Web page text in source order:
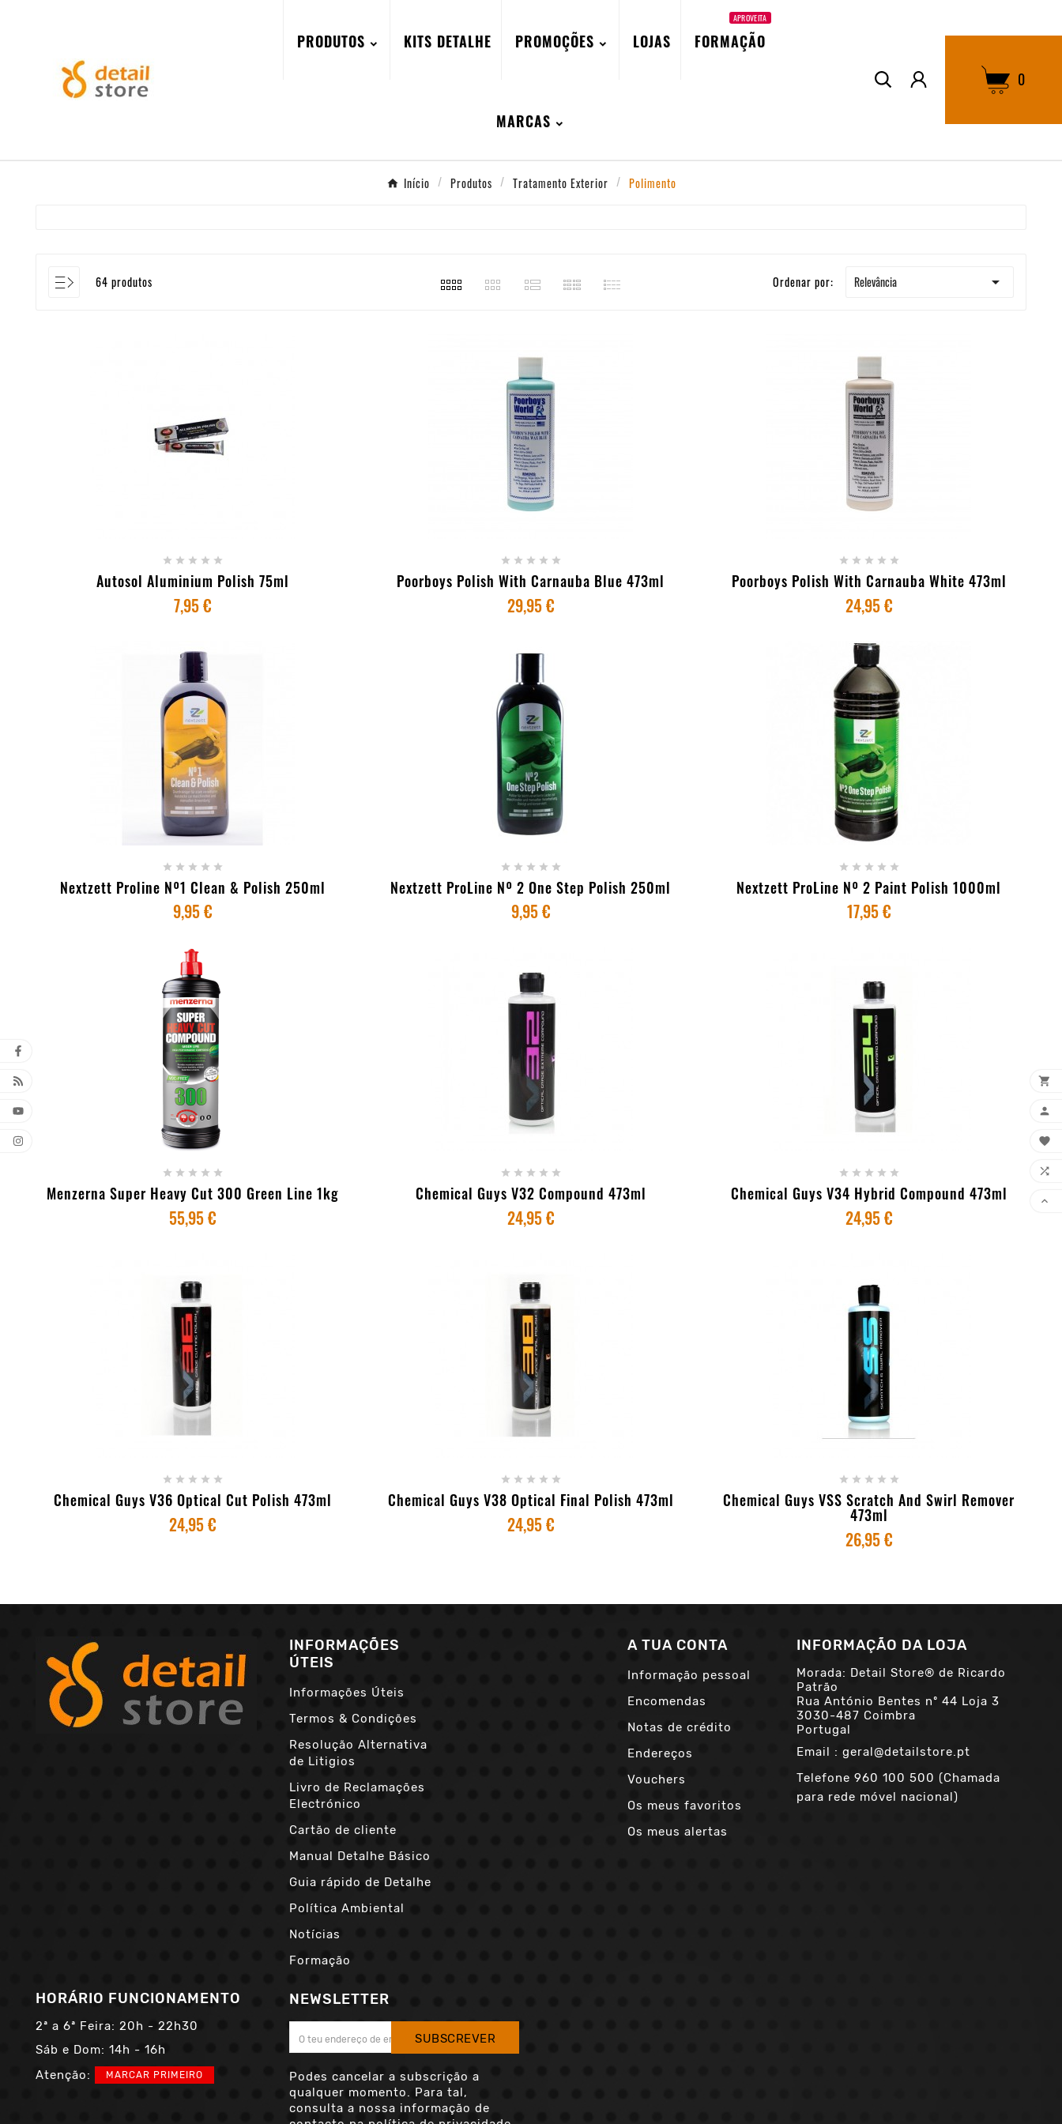
PRODUTOS KITS DETALHE PROMOÇÕES LOJAS FORMAÇÃO
APROVEITA
MARCAS
0
Início Produtos Tratamento Exterior Polimento
64 produtos Ordenar por: Relevância 
    
Autosol Aluminium Polish 75ml
7,95 €
+ ADICIONAR AO CARRINHO
    
Poorboys Polish With Carnauba Blue 473ml
29,95 €
+ ADICIONAR AO CARRINHO
    
Poorboys Polish With Carnauba White 473ml
24,95 €
+ ADICIONAR AO CARRINHO
    
Nextzett Proline Nº1 Clean & Polish 250ml
9,95 €
+ ADICIONAR AO CARRINHO
    
Nextzett ProLine Nº 2 One Step Polish 250ml
9,95 €
+ ADICIONAR AO CARRINHO
    
Nextzett ProLine Nº 2 Paint Polish 1000ml
17,95 €
+ ADICIONAR AO CARRINHO
    
Menzerna Super Heavy Cut 300 Green Line 1kg
55,95 €
+ ADICIONAR AO CARRINHO
    
Chemical Guys V32 Compound 473ml
24,95 €
+ ADICIONAR AO CARRINHO
    
Chemical Guys V34 Hybrid Compound 473ml
24,95 €
+ ADICIONAR AO CARRINHO
    
Chemical Guys V36 Optical Cut Polish 473ml
24,95 €
+ ADICIONAR AO CARRINHO
    
Chemical Guys V38 Optical Final Polish 473ml
24,95 €
+ ADICIONAR AO CARRINHO
    
Chemical Guys VSS Scratch And Swirl Remover
473ml
26,95 €
INFORMAÇÕES
ÚTEIS
Informações Úteis
Termos & Condições
Resolução Alternativa
de Litigios
Livro de Reclamações
Electrónico
Cartão de cliente
Manual Detalhe Básico
Guia rápido de Detalhe
Política Ambiental
Notícias
Formação
A TUA CONTA
Informação pessoal
Encomendas
Notas de crédito
Endereços
Vouchers
Os meus favoritos
Os meus alertas
INFORMAÇÃO DA LOJA
Morada: Detail Store® de Ricardo
Patrão
Rua António Bentes nº 44 Loja 3
3030-487 Coimbra
Portugal
Email : geral@detailstore.pt
Telefone 960 100 500 (Chamada
para rede móvel nacional)
HORÁRIO FUNCIONAMENTO
2ª a 6ª Feira: 20h - 22h30
Sáb e Dom: 14h - 16h
Atenção:
MARCAR PRIMEIRO
NEWSLETTER
SUBSCREVER
Podes cancelar a subscrição a
qualquer momento. Para tal,
consulta a nossa informação de




